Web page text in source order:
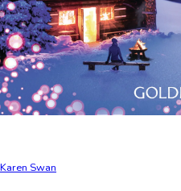
Karen Swan